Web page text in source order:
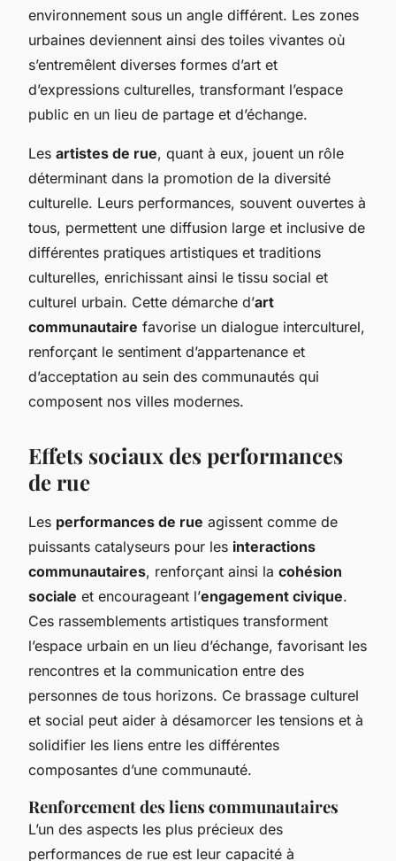
environnement sous un angle différent. Les zones
urbaines deviennent ainsi des toiles vivantes où
s’entremêlent diverses formes d’art et
d’expressions culturelles, transformant l’espace
public en un lieu de partage et d’échange.
Les artistes de rue, quant à eux, jouent un rôle
déterminant dans la promotion de la diversité
culturelle. Leurs performances, souvent ouvertes à
tous, permettent une diffusion large et inclusive de
différentes pratiques artistiques et traditions
culturelles, enrichissant ainsi le tissu social et
culturel urbain. Cette démarche d’art
communautaire favorise un dialogue interculturel,
renforçant le sentiment d’appartenance et
d’acceptation au sein des communautés qui
composent nos villes modernes.
Effets sociaux des performances
de rue
Les performances de rue agissent comme de
puissants catalyseurs pour les interactions
communautaires, renforçant ainsi la cohésion
sociale et encourageant l’engagement civique.
Ces rassemblements artistiques transforment
l’espace urbain en un lieu d’échange, favorisant les
rencontres et la communication entre des
personnes de tous horizons. Ce brassage culturel
et social peut aider à désamorcer les tensions et à
solidifier les liens entre les différentes
composantes d’une communauté.
Renforcement des liens communautaires
L’un des aspects les plus précieux des
performances de rue est leur capacité à